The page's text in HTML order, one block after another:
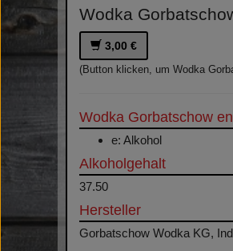
Wodka
3,00 €
(Button klicken, um Wodka
Wodka Gorbatschow
e: Alkohol
Alkoholgehalt
37.50
Hersteller
Gorbatschow Wodka KG,